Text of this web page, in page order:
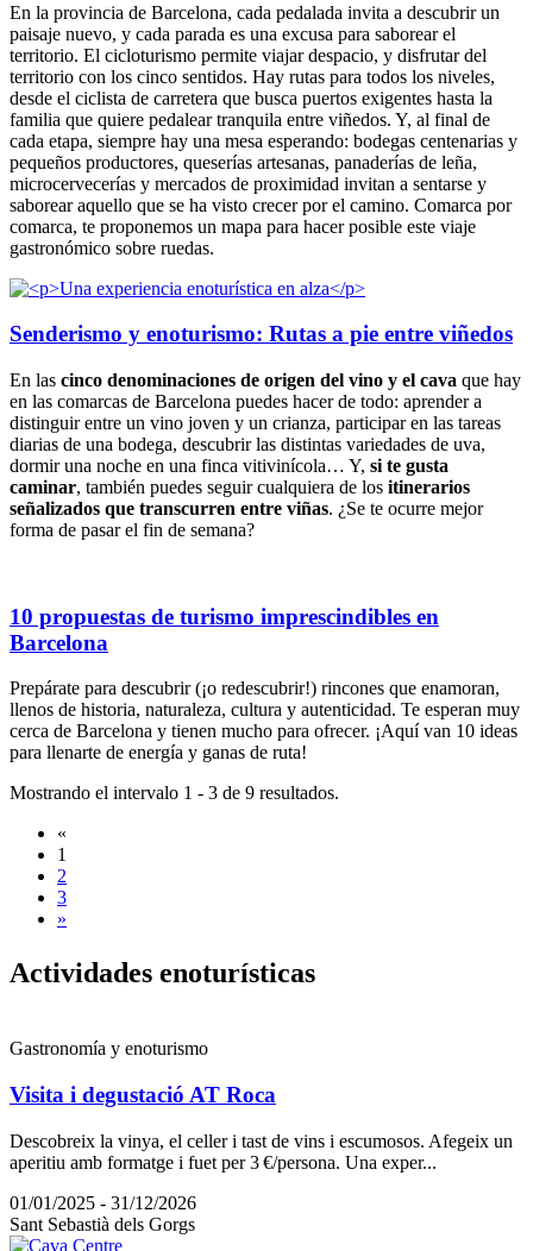
En la provincia de Barcelona, cada pedalada invita a descubrir un
paisaje nuevo, y cada parada es una excusa para saborear el
territorio. El cicloturismo permite viajar despacio, y disfrutar del
territorio con los cinco sentidos. Hay rutas para todos los niveles,
desde el ciclista de carretera que busca puertos exigentes hasta la
familia que quiere pedalear tranquila entre viñedos. Y, al final de
cada etapa, siempre hay una mesa esperando: bodegas centenarias y
pequeños productores, queserías artesanas, panaderías de leña,
microcervecerías y mercados de proximidad invitan a sentarse y
saborear aquello que se ha visto crecer por el camino. Comarca por
comarca, te proponemos un mapa para hacer posible este viaje
gastronómico sobre ruedas.
Senderismo y enoturismo: Rutas a pie entre viñedos
En las cinco denominaciones de origen del vino y el cava que hay
en las comarcas de Barcelona puedes hacer de todo: aprender a
distinguir entre un vino joven y un crianza, participar en las tareas
diarias de una bodega, descubrir las distintas variedades de uva,
dormir una noche en una finca vitivinícola… Y, si te gusta
caminar, también puedes seguir cualquiera de los itinerarios
señalizados que transcurren entre viñas. ¿Se te ocurre mejor
forma de pasar el fin de semana?
10 propuestas de turismo imprescindibles en
Barcelona
Prepárate para descubrir (¡o redescubrir!) rincones que enamoran,
llenos de historia, naturaleza, cultura y autenticidad. Te esperan muy
cerca de Barcelona y tienen mucho para ofrecer. ¡Aquí van 10 ideas
para llenarte de energía y ganas de ruta!
Mostrando el intervalo 1 - 3 de 9 resultados.
«
1
2
3
»
Actividades enoturísticas
Gastronomía y enoturismo
Visita i degustació AT Roca
Descobreix la vinya, el celler i tast de vins i escumosos. Afegeix un
aperitiu amb formatge i fuet per 3 €/persona. Una exper...
01/01/2025 - 31/12/2026
Sant Sebastià dels Gorgs